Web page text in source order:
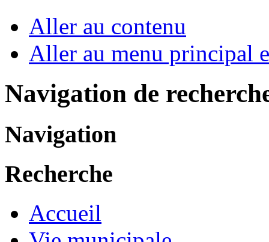
Aller au contenu
Aller au menu principal
Navigation de
Navigation
Recherche
Accueil